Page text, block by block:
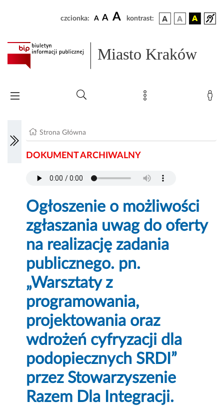
czcionka: A A A kontrast:
Miasto Kraków
Strona Główna
DOKUMENT ARCHIWALNY
Ogłoszenie o możliwości
zgłaszania uwag do oferty
na realizację zadania
publicznego. pn.
„Warsztaty z
programowania,
projektowania oraz
wdrożeń cyfryzacji dla
podopiecznych SRDI”
przez Stowarzyszenie
Razem Dla Integracji.